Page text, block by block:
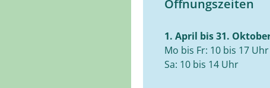
Öffnungszeiten
1. April bis 31.
Mo bis Fr: 10 bis 17 Uhr
Sa: 10 bis 14 Uhr